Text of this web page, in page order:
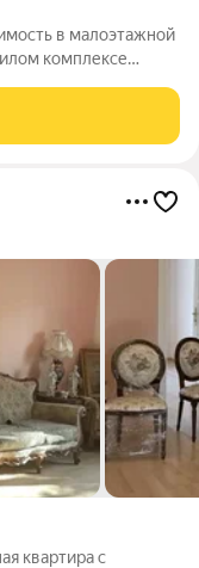
в малоэтажной
комплексе
потолки. Два
квapтиpа с